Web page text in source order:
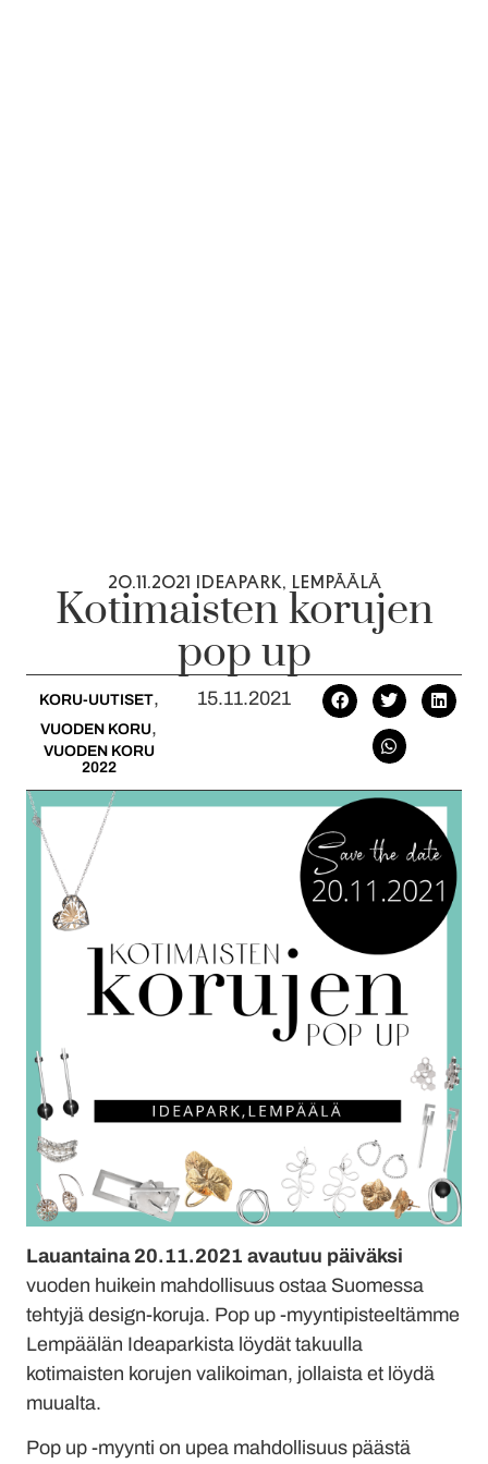
20.11.2021 IDEAPARK, LEMPÄÄLÄ
Kotimaisten korujen
pop up
KORU-UUTISET,
VUODEN KORU,
VUODEN KORU
2022
15.11.2021
Lauantaina 20.11.2021 avautuu päiväksi
vuoden huikein mahdollisuus ostaa Suomessa
tehtyjä design-koruja. Pop up -myyntipisteeltämme
Lempäälän Ideaparkista löydät takuulla
kotimaisten korujen valikoiman, jollaista et löydä
muualta.
Pop up -myynti on upea mahdollisuus päästä